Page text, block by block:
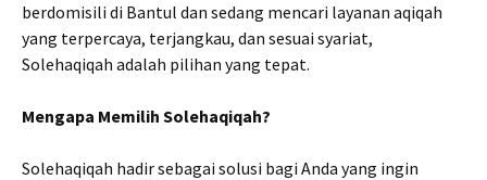
berdomisili di Bantul dan sedang mencari layanan aqiqah
yang terpercaya, terjangkau, dan sesuai syariat,
Solehaqiqah adalah pilihan yang tepat.
Mengapa Memilih Solehaqiqah?
Solehaqiqah hadir sebagai solusi bagi Anda yang ingin